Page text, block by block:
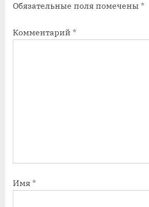
и
ь
и
ь
Обязательные поля помечены *
Комментарий *
Имя *